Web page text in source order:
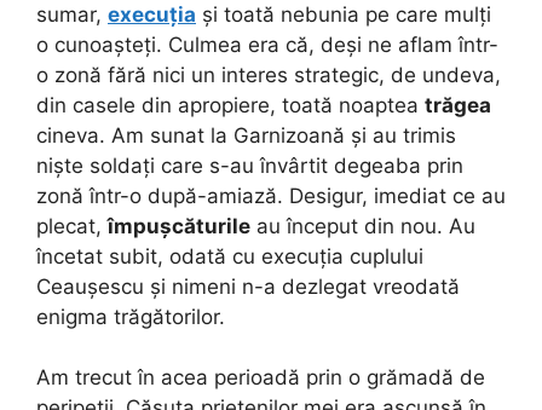
sumar, execuția și toată nebunia pe care mulți
o cunoașteți. Culmea era că, deși ne aflam într-
o zonă fără nici un interes strategic, de undeva,
din casele din apropiere, toată noaptea trăgea
cineva. Am sunat la Garnizoană și au trimis
niște soldați care s-au învârtit degeaba prin
zonă într-o după-amiază. Desigur, imediat ce au
plecat,împușcăturile au început din nou. Au
încetat subit, odată cu execuția cuplului
Ceaușescu și nimeni n-a dezlegat vreodată
enigma trăgătorilor.
Am trecut în acea perioadă prin o grămadă de